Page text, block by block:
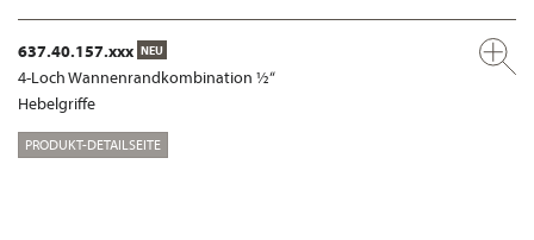
637.40.157.xxx NEU
4-Loch Wannenrandkombination ½“
Hebelgriffe
PRODUKT-DETAILSEITE